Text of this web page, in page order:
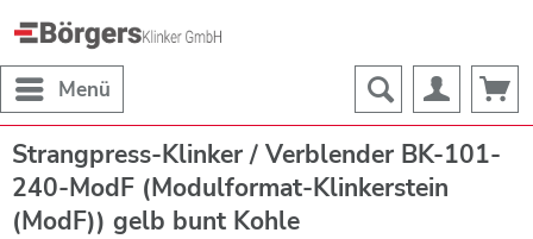
Menü
Strangpress-Klinker / Verblender BK-101-
240-ModF (Modulformat-Klinkerstein
(ModF)) gelb bunt Kohle